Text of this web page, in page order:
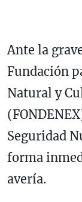
Ante la
Fundación
Natural y
Seguridad
forma
avería.